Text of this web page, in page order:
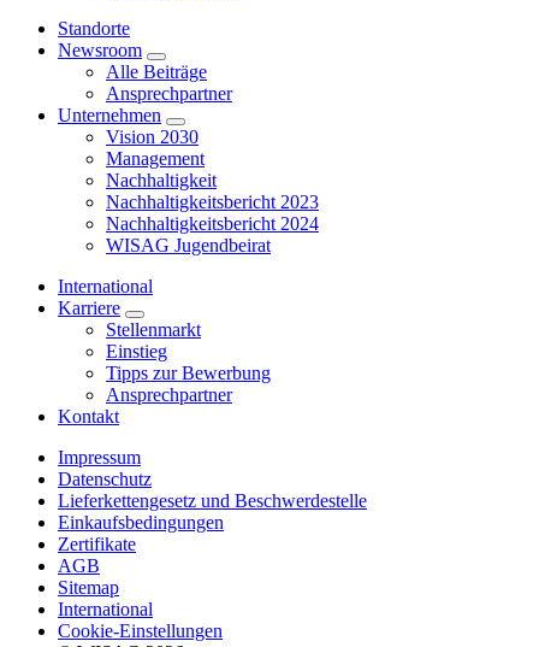
Standorte
Newsroom
Alle Beiträge
Ansprechpartner
Unternehmen
Vision 2030
Management
Nachhaltigkeit
Nachhaltigkeitsbericht 2023
Nachhaltigkeitsbericht 2024
WISAG Jugendbeirat
International
Karriere
Stellenmarkt
Einstieg
Tipps zur Bewerbung
Ansprechpartner
Kontakt
Impressum
Datenschutz
Lieferkettengesetz und Beschwerdestelle
Einkaufsbedingungen
Zertifikate
AGB
Sitemap
International
Cookie-Einstellungen